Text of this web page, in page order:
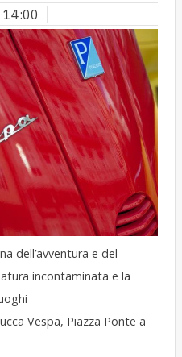
14:00
dell’avventura e del
incontaminata e la
Vespa, Piazza Ponte a